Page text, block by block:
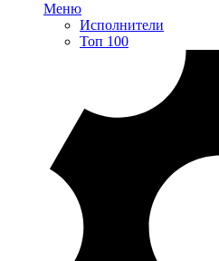
Меню
Исполнители
Топ 100